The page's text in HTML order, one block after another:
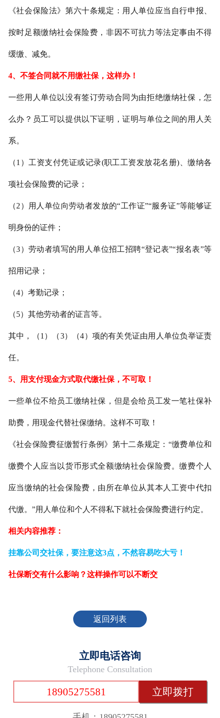
《社会保险法》第六十条规定：用人单位应当自行申报、
按时足额缴纳社会保险费，非因不可抗力等法定事由不得
缓缴、减免。
4、 不签合同就不用缴社保，这样办！
一些用人单位以没有签订劳动合同为由拒绝缴纳社保，怎
么办？员工可以提供以下证明，证明与单位之间的用人关
系。
（1）工资支付凭证或记录(职工工资发放花名册)、缴纳各
项社会保险费的记录；
（2）用人单位向劳动者发放的“工作证”“服务证”等能够证
明身份的证件；
（3）劳动者填写的用人单位招工招聘“登记表”“报名表”等
招用记录；
（4）考勤记录；
（5）其他劳动者的证言等。
其中，（1）（3）（4）项的有关凭证由用人单位负举证责
任。
5、 用支付现金方式取代缴社保，不可取！
一些单位不给员工缴纳社保，但是会给员工发一笔社保补
助费，用现金代替社保缴纳。这样不可取！
《社会保险费征缴暂行条例》第十二条规定： “缴费单位和
缴费个人应当以货币形式全额缴纳社会保险费。缴费个人
应当缴纳的社会保险费，由所在单位从其本人工资中代扣
代缴。”用人单位和个人不得私下就社会保险费进行约定。
相关内容推荐：
挂靠公司交社保，要注意这3点，不然容易吃大亏！
社保断交有什么影响？这样操作可以不断交
返回列表
立即电话咨询
Telephone Consultation
18905275581 立即拨打